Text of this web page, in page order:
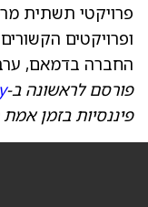
פרויקטי תשתית
ופרויקטים
החברה בדמאם,
פורסם לראשונה ב-
פיננסיות בזמן